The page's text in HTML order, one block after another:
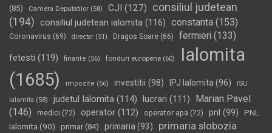
(85)
Camera Deputatilor (58) CJI (127)
consiliul judetean
(194) consiliul judetean ialomita (116) constanta (153)
Coronavirus (69) director (51) Dragos Soare (66) fermieri (133)
fetesti (119) finante (56) fonduri europene (60)
Ialomita
(1685)
impozite (56) investitii (98) IPJ Ialomita (96) ISU
Ialomita (58) judetul Ialomita (114) lucrari (111)
Marian Pavel
(146)
medici (72) operator (112) operator apa (72) pnl (99)
PNL
Ialomita (90) primar(84) primaria (93)
primaria slobozia